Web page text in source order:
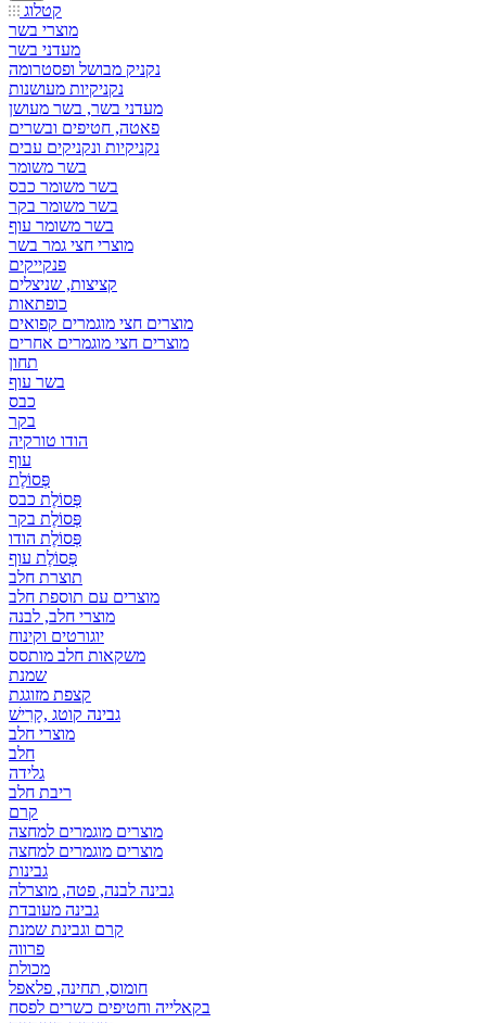
קטלוג
מוצרי בשר
מעדני בשר
נקניק מבושל ופסטרומה
נקניקיות מעושנות
מעדני בשר, בשר מעושן
פאטה, חטיפים ובשרים
נקניקיות ונקניקים עבים
בשר משומר
בשר משומר כבס
בשר משומר בקר
בשר משומר עוף
מוצרי חצי גמר בשר
פנקייקים
קציצות, שניצלים
כופתאות
מוצרים חצי מוגמרים קפואים
מוצרים חצי מוגמרים אחרים
תחון
בשר עוף
כבס
בקר
הודו טורקיה
עוף
פְּסוֹלֶת
פְּסוֹלֶת כבס
פְּסוֹלֶת בקר
פְּסוֹלֶת הודו
פְּסוֹלֶת עוף
תוצרת חלב
מוצרים עם תוספת חלב
מוצרי חלב, לבנה
יוגורטים וקינוח
משקאות חלב מותסס
שמנת
קצפת מזוגגת
גבינה קוטג ,קָרִישׁ
מוצרי חלב
חלב
גלידה
ריבת חלב
קרם
מוצרים מוגמרים למחצה
מוצרים מוגמרים למחצה
גבינות
גבינה לבנה, פטה, מוצרלה
גבינה מעובדת
קרם וגבינת שמנת
פרווה
מכולת
חומוס, תחינה, פלאפל
בקאלייה וחטיפים כשרים לפסח